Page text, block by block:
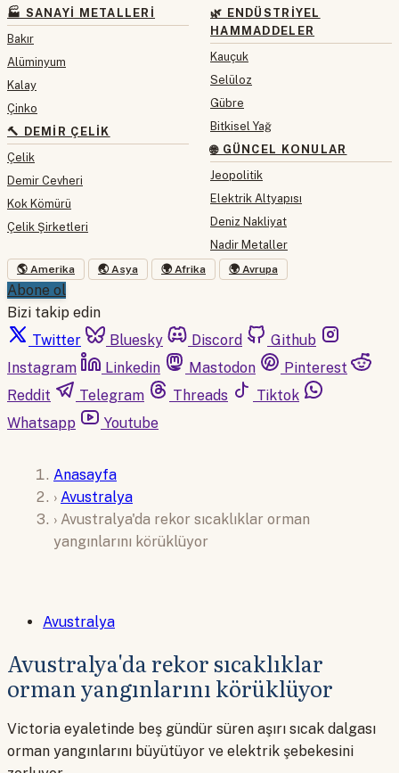
🏭 SANAYI METALLERI
Bakır
Alüminyum
Kalay
Çinko
🔨 DEMIR ÇELIK
Çelik
Demir Cevheri
Kok Kömürü
Çelik Şirketleri
🌿 ENDÜSTRIYEL
HAMMADDELER
Kauçuk
Selüloz
Gübre
Bitkisel Yağ
🌐 GÜNCEL KONULAR
Jeopolitik
Elektrik Altyapısı
Deniz Nakliyat
Nadir Metaller
🌎 Amerika 🌏 Asya 🌍 Afrika 🌍 Avrupa
Abone ol
Bizi takip edin
Twitter
Bluesky Discord
Github
Instagram
Linkedin Mastodon
Pinterest
Reddit
Telegram Threads
Tiktok
Whatsapp
Youtube
Anasayfa
› Avustralya
› Avustralya'da rekor sıcaklıklar orman
yangınlarını körüklüyor
Avustralya
Avustralya'da rekor sıcaklıklar
orman yangınlarını körüklüyor
Victoria eyaletinde beş gündür süren aşırı sıcak dalgası
orman yangınlarını büyütüyor ve elektrik şebekesini